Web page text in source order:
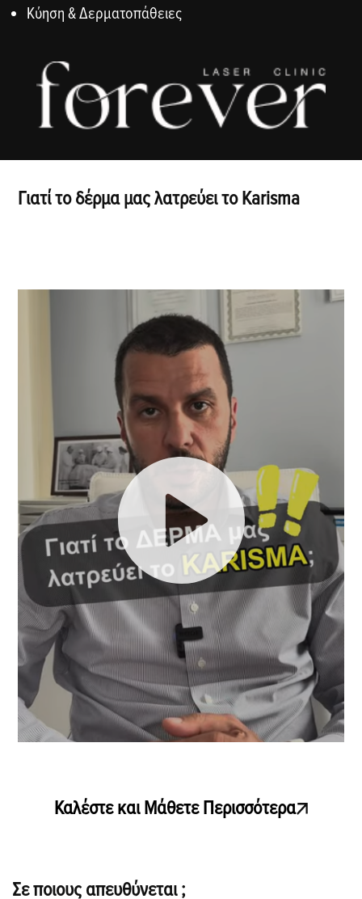
Κύηση & Δερματοπάθειες
Γιατί το δέρμα μας λατρεύει το Karisma
Καλέστε και Μάθετε Περισσότερα
Σε ποιους απευθύνεται ;